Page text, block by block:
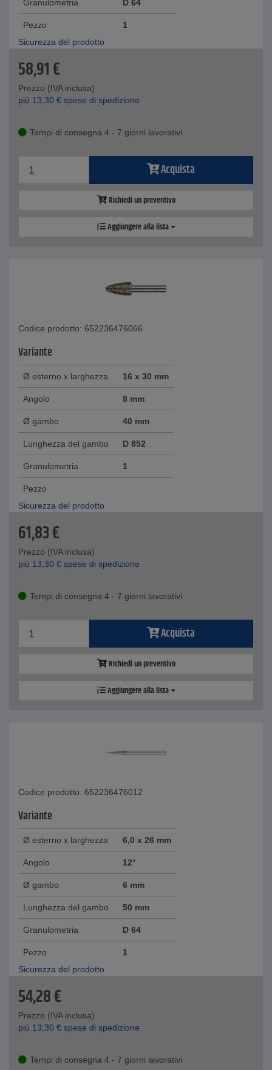
Granulometria D 64
Pezzo
1
Sicurezza del prodotto
58,91€
Prezzo (IVA inclusa)
piú 13,30 € spese di spedizione
Tempi di consegna 4 - 7 giorni lavorativi
Acquista
Richiedi un preventivo
Aggiungere alla lista
Codice prodotto: 652236476066
Variante
Ø esterno x larghezza 16 x 30 mm
Angolo 8 mm
Ø gambo 40 mm
Lunghezza del gambo D 852
Granulometria 1
Pezzo
Sicurezza del prodotto
61,83€
Prezzo (IVA inclusa)
piú 13,30 € spese di spedizione
Tempi di consegna 4 - 7 giorni lavorativi
Acquista
Richiedi un preventivo
Aggiungere alla lista
Codice prodotto: 652236476012
Variante
Ø esterno x larghezza 6,0 x 26 mm
Angolo 12°
Ø gambo 6 mm
Lunghezza del gambo 50 mm
Granulometria D 64
Pezzo
1
Sicurezza del prodotto
54,28€
Prezzo (IVA inclusa)
piú 13,30 € spese di spedizione
Tempi di consegna 4 - 7 giorni lavorativi